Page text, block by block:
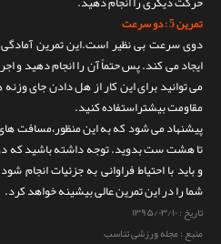
تمرین 5 : دو سرعت
دوی سرعت بی نظیر است.این تمرین آمادگی
ایجاد می کند. پس حتماً آن را انجام دهید و
می توانید برای این کار از هل دادن جای
مقاومت بیشتراستفاده کنید.
پیشنهاد می شود که به این منظور،مسافت
تا هشت ست بدوید. توجه داشته باشید
و باید با احتیاط فراوانی به جزئیات
شما را در این تمرین عالی بیشینه خواهد کرد.
تاریخ :۱۳۹۵/۰۳/۱۰
منبع : مجله ورزشی تناسب